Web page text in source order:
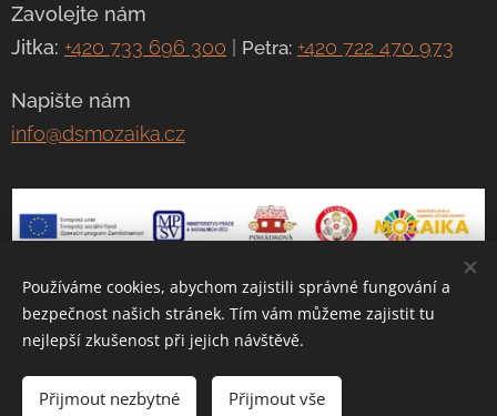
Zavolejte nám
Jitka: +420 733 696 300 | Petra: +420 722 470 973
Napište nám
info@dsmozaika.cz
© 2020 | DS Mozaika - dětská skupina Mozaika Ústí nad
Používáme cookies, abychom zajistili správné fungování a
bezpečnost našich stránek. Tím vám můžeme zajistit tu
nejlepší zkušenost při jejich návštěvě.
Přijmout nezbytné Přijmout vše